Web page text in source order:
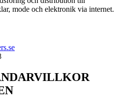
mode och elektronik via internet.